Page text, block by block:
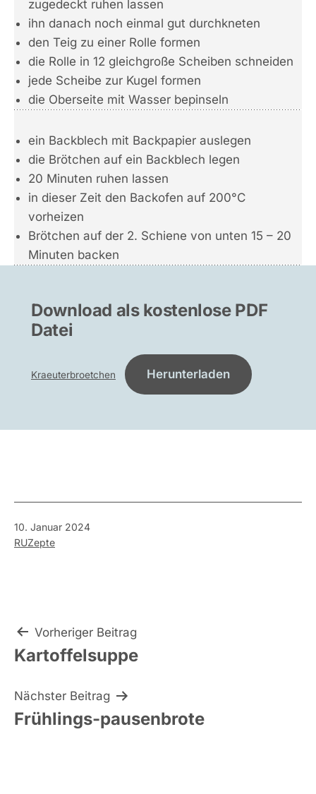
zugedeckt ruhen lassen
ihn danach noch einmal gut durchkneten
den Teig zu einer Rolle formen
die Rolle in 12 gleichgroße Scheiben schneiden
jede Scheibe zur Kugel formen
die Oberseite mit Wasser bepinseln
ein Backblech mit Backpapier auslegen
die Brötchen auf ein Backblech legen
20 Minuten ruhen lassen
in dieser Zeit den Backofen auf 200°C
vorheizen
Brötchen auf der 2. Schiene von unten 15 – 20
Minuten backen
Download als kostenlose PDF
Datei
Kraeuterbroetchen Herunterladen
Veröffentlicht
am
10. Januar 2024
Kategorisiert
RUZepte
Beitragsnavigation
Vorheriger Beitrag
Kartoffelsuppe
Nächster Beitrag
Frühlings-pausenbrote